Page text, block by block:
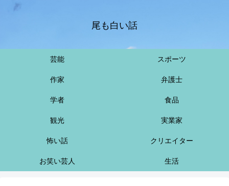
尾も白い話
芸能 スポーツ
作家 弁護士
学者 食品
観光 実業家
怖い話 クリエイター
お笑い芸人 生活